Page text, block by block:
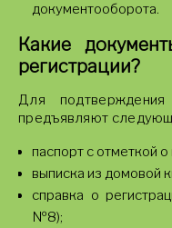
документооборота.
Какие
регистрации?
Для
предъявляют
паспорт с отметкой
выписка из домовой
справка о
№8);